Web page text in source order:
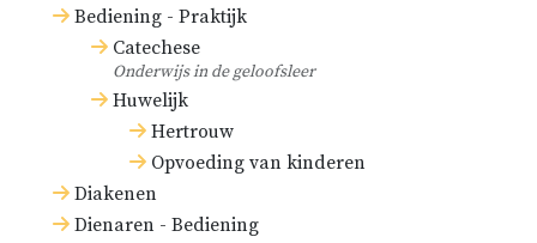
Bediening - Praktijk
Catechese
Onderwijs in de geloofsleer
Huwelijk
Hertrouw
Opvoeding van kinderen
Diakenen
Dienaren - Bediening